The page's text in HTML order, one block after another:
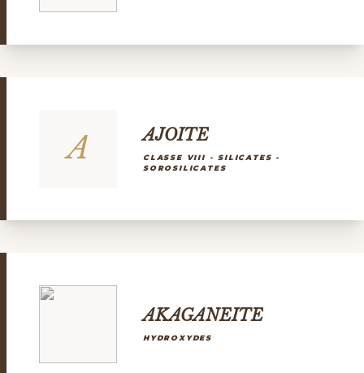
A AJOITE
CLASSE VIII - SILICATES -
SOROSILICATES
AKAGANEITE
HYDROXYDES